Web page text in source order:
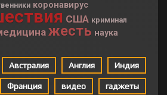
коронавирус
США криминал
жесть наука
Австралия Англия Индия
Франция видео гаджеты